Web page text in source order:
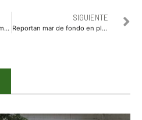
Gerardo Vargas encabeza importante encuentro con ganaderos locales de Ahome
SIGUIENTE
Reportan mar de fondo en playas de Acapulco